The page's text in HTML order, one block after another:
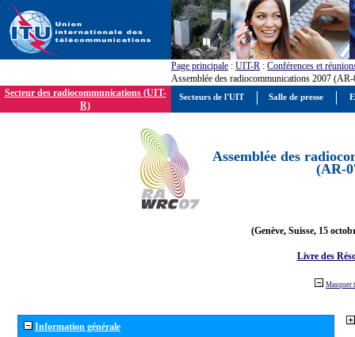
Page principale : UIT-R : Conférences et
Assemblée des radiocommunications 2007
Secteur des radiocommunications (UIT-
R)
Assemblée des
(AR-
(Genève, Suisse, 15
Livre des
Masquer
Information générale
Secteurs de l'UIT Salle de presse